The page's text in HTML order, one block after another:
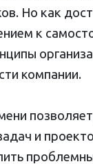
Но как
к
компании.
и